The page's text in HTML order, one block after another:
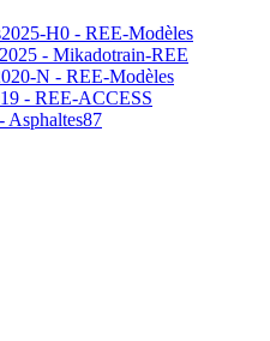
2025-H0 - REE-Modèles
2025 - Mikadotrain-REE
N - REE-Modèles
- REE-ACCESS
Asphaltes87